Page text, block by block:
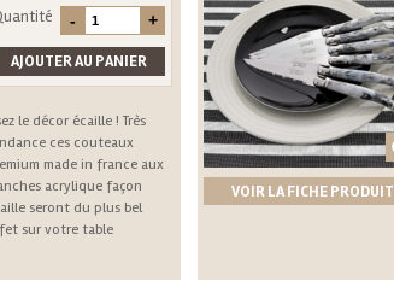
le décor écaille ! Très
ces couteaux
made in france aux
acrylique façon
seront du plus bel
sur votre table
VOIR LA FICHE PRODUIT